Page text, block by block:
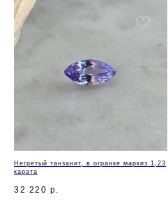
Негретый танзанит, в огранке маркиз 1,23
карата
32 220 р.